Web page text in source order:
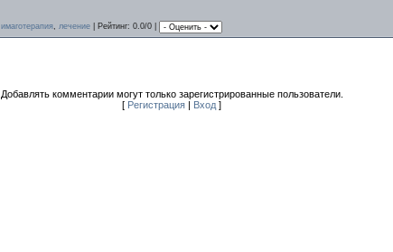
имаготерапия, лечение Рейтинг: 0.0/0 |
Добавлять комментарии могут только зарегистрированные пользователи.
[ Регистрация | Вход ]